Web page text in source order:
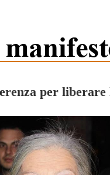
per liberare